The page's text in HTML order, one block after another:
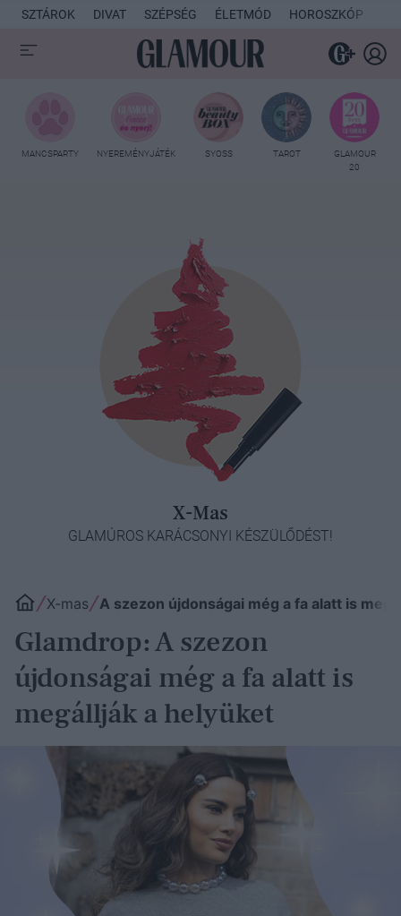
SZTÁROK DIVAT SZÉPSÉG ÉLETMÓD HOROSZKÓP
MANCSPARTY NYEREMÉNYJÁTÉK SYOSS TAROT
GLAMOUR
20
X-Mas
GLAMÚROS KARÁCSONYI KÉSZÜLŐDÉST!
X-mas A szezon újdonságai még a fa alatt is
Glamdrop: A szezon
újdonságai még a fa alatt is
megállják a helyüket